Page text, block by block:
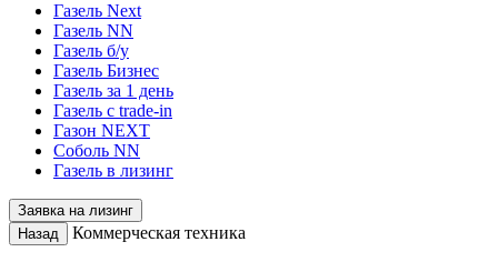
Газель Next
Газель NN
Газель б/у
Газель Бизнес
Газель за 1 день
Газель с trade-in
Газон NEXT
Соболь NN
Газель в лизинг
Заявка на лизинг
Назад
Коммерческая техника